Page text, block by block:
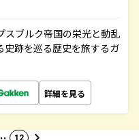
スブルク帝国の栄光と動乱
史跡を巡る歴史を旅するガ
詳細を見る
12